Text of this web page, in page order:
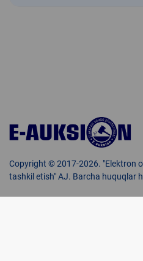
Copyright © 2017-2026. "Elektron
tashkil etish" AJ. Barcha huquqlar